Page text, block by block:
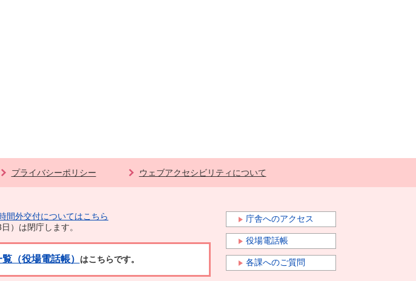
プライバシーポリシー ウェブアクセシビリティについて
間外交付についてはこちら
）は閉庁します。
（役場電話帳） はこちらです。
庁舎へのアクセス
役場電話帳
各課へのご質問